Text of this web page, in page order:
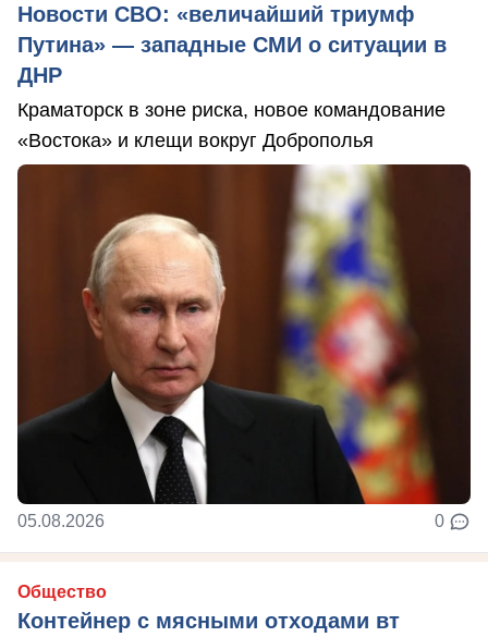
Новости СВО: «величайший триумф
Путина» — западные СМИ о ситуации в
ДНР
Краматорск в зоне риска, новое командование
«Востока» и клещи вокруг Доброполья
05.08.2026 0
Общество
Контейнер с мясными отходами вт